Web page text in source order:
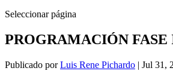
Seleccionar página
PROGRAMACIÓN
Publicado porLuis Rene Pichardo | Jul 31,